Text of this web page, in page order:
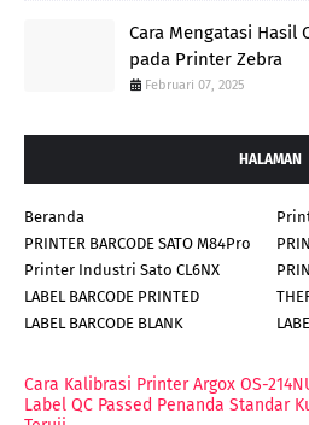
Cara Mengatasi Hasil
pada Printer Zebra
Februari 07, 2025
HALAMAN
Beranda
PRINTER BARCODE SATO M84Pro
Printer Industri Sato CL6NX
LABEL BARCODE PRINTED
LABEL BARCODE BLANK
Cara Kalibrasi Printer Argox OS-
Label QC Passed Penanda Standar